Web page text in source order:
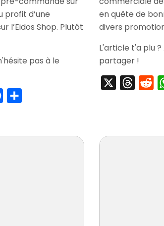
profit d’une
l’Eidos Shop. Plutôt
pas à le
Facebook
en quête de
divers
L'article t'a plu
partager !